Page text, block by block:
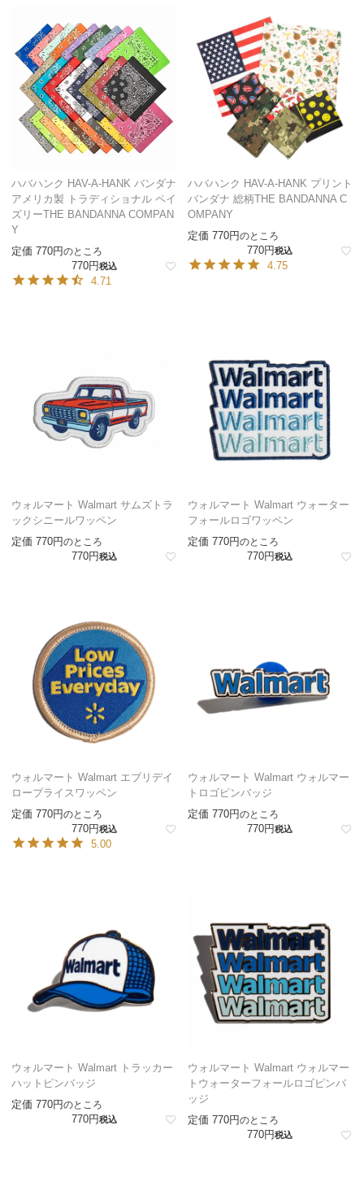
ハバハンク HAV-A-HANK バンダナ
アメリカ製 トラディショナル ペイ
ズリーTHE BANDANNA COMPAN
Y
定価 770 のところ
770 税込
4.71
ハバハンク HAV-A-HANK プリント
バンダナ 総柄THE BANDANNA C
OMPANY
定価 770 のところ
770 税込
4.75
ウォルマート Walmart サムズトラ
ックシニールワッペン
定価 770 のところ
770 税込
ウォルマート Walmart ウォーター
フォールロゴワッペン
定価 770 のところ
770 税込
ウォルマート Walmart エブリデイ
ロープライスワッペン
定価 770 のところ
770 税込
5.00
ウォルマート Walmart ウォルマー
トロゴピンバッジ
定価 770 のところ
770 税込
ウォルマート Walmart トラッカー
ハットピンバッジ
定価 770 のところ
770 税込
ウォルマート Walmart ウォルマー
トウォーターフォールロゴピンバ
ッジ
定価 770 のところ
770 税込